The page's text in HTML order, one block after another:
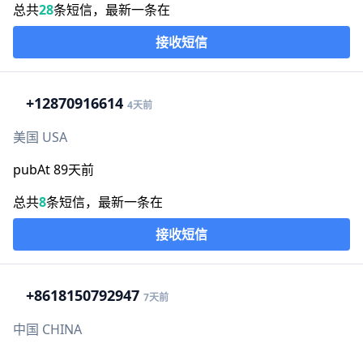
总共28条短信，最新一条在
接收短信
+12870916614 4天前
美国 USA
pubAt 89天前
总共8条短信，最新一条在
接收短信
+8618150792947 7天前
中国 CHINA